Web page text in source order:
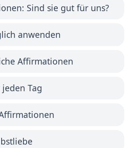
Sind sie gut für uns?
anwenden
Affirmationen
Tag